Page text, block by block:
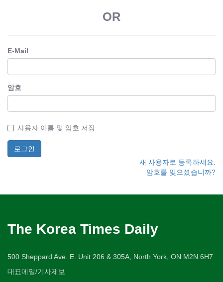
OR
E-Mail
암호
사용자 이름 및 암호 저장
새 사용자로 등록하세요.
암호를 잊으셨습니까?
The Korea Times Daily
500 Sheppard Ave. E. Unit 206 & 305A, North York, ON M2N 6H7
대표메일/기사제보